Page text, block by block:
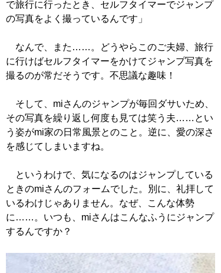
で旅行に行ったとき、セルフタイマーでジャンプ
の写真をよく撮っているんです」
なんで、また……。どうやらこのご夫婦、旅行
に行けばセルフタイマーをかけてジャンプ写真を
撮るのが常だそうです。不思議な趣味！
そして、miさんのジャンプが毎回ダサいため、
その写真を繰り返し何度も見ては笑う夫……とい
う姿がmi家の日常風景とのこと。逆に、愛の深さ
を感じてしまいますね。
というわけで、気になるのはジャンプしている
ときのmiさんのフォームでした。別に、礼拝して
いるわけじゃありません。なぜ、こんな体勢
に……。いつも、miさんはこんなふうにジャンプ
するんですか？